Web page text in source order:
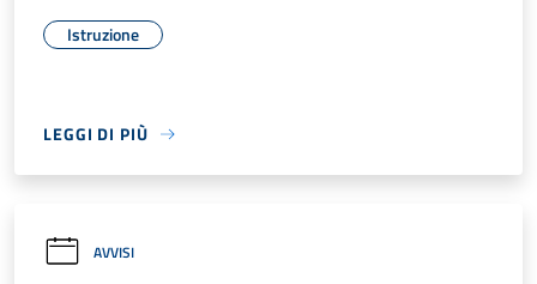
Istruzione
LEGGI DI PIÙ
AVVISI